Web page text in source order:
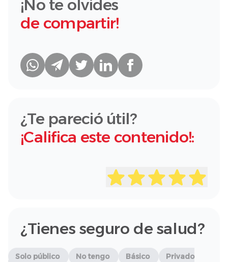
¡No te olvides
de compartir!
¿Te pareció útil?
¡Califica este contenido!:
¿Tienes seguro de salud?
Solo público No tengo Básico
Privado